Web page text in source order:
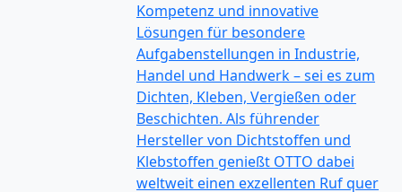
Kompetenz und innovative
Lösungen für besondere
Aufgabenstellungen in Industrie,
Handel und Handwerk – sei es zum
Dichten, Kleben, Vergießen oder
Beschichten. Als führender
Hersteller von Dichtstoffen und
Klebstoffen genießt OTTO dabei
weltweit einen exzellenten Ruf quer